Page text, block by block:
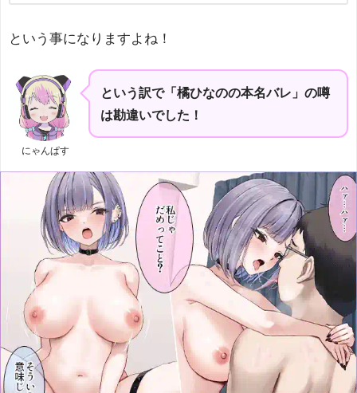
という事になりますよね！
にゃんぱす
という訳で「橘ひなのの本名バレ」の噂
は勘違いでした！